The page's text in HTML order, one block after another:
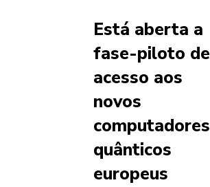
Está aberta a
fase-piloto de
acesso aos
novos
computadores
quânticos
europeus